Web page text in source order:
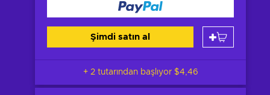
Şimdi satın al
+ 2 tutarından başlıyor $4,46